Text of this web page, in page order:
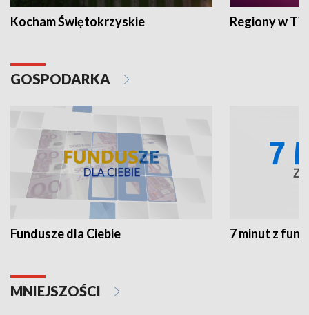
Kocham Świętokrzyskie Regiony w
GOSPODARKA
Fundusze dla Ciebie 7 minut z
MNIEJSZOŚCI